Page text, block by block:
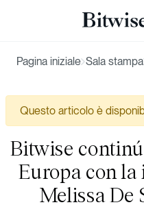
Pagina iniziale Sala stampa
Questo articolo è
Bitwise
Europa con
Melissa De